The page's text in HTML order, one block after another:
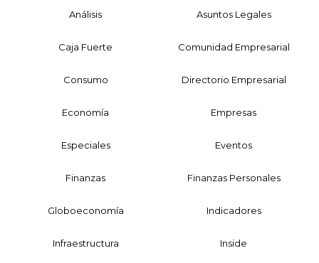
Análisis Asuntos Legales
Caja Fuerte Comunidad Empresarial
Consumo Directorio Empresarial
Economía Empresas
Especiales Eventos
Finanzas Finanzas Personales
Globoeconomía Indicadores
Infraestructura Inside